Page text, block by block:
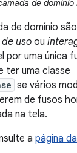
de
de domínio
uso ou
por uma única
ter uma classe
se vários
de fusos
na tela.
a página